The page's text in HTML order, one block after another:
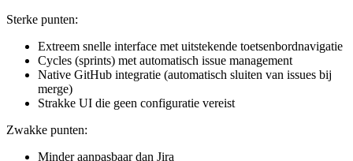
Sterke punten:
Extreem snelle interface met uitstekende toetsenbordnavigatie
Cycles (sprints) met automatisch issue management
Native GitHub integratie (automatisch sluiten van issues bij
merge)
Strakke UI die geen configuratie vereist
Zwakke punten:
Minder aanpasbaar dan Jira